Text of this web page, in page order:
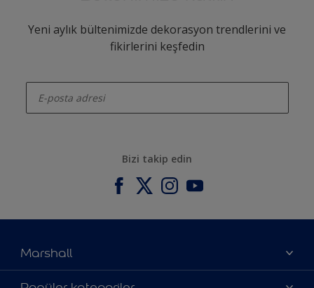
Yeni aylık bültenimizde dekorasyon trendlerini ve
fikirlerini keşfedin
Bizi takip edin
Marshall
Hakkımızda